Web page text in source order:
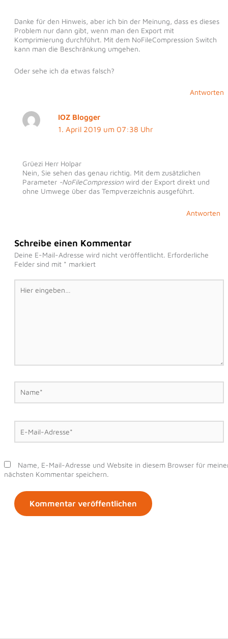
Danke für den Hinweis, aber ich bin der Meinung, dass es dieses
Problem nur dann gibt, wenn man den Export mit
Komprimierung durchführt. Mit dem NoFileCompression Switch
kann man die Beschränkung umgehen.
Oder sehe ich da etwas falsch?
Antworten
IOZ Blogger
1. April 2019 um 07:38 Uhr
Grüezi Herr Holpar
Nein, Sie sehen das genau richtig. Mit dem zusätzlichen
Parameter -NoFileCompressionwird der Export direkt und
ohne Umwege über das Tempverzeichnis ausgeführt.
Antworten
Schreibe einen Kommentar
Deine E-Mail-Adresse wird nicht veröffentlicht. Erforderliche
Felder sind mit * markiert
Hier
eingeben…
Name*
E-
Mail-
Adresse*
Name, E-Mail-Adresse und Website in diesem Browser für
nächsten Kommentar speichern.